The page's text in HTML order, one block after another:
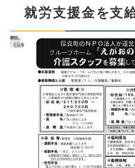
就労支援金を支